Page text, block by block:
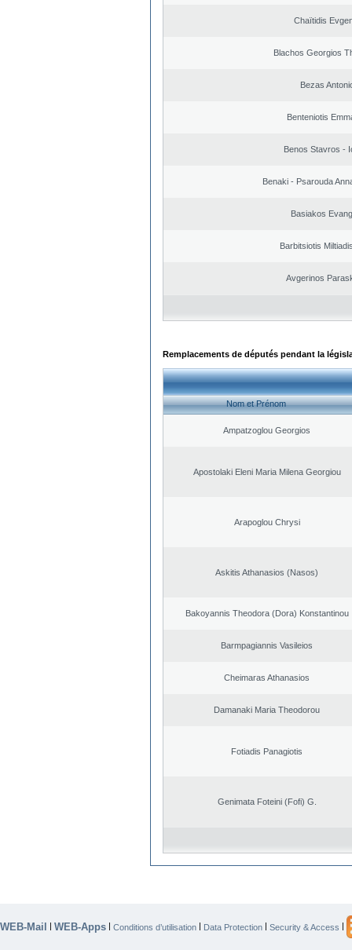
Chaïtidis
Blachos Georgios
Bezas
Benteniotis
Benos Stavros -
Benaki - Psarouda
Basiakos
Barbitsiotis
Avgerinos
Remplacements de députés pendant la
Nom et Prénom
Ampatzoglou Georgios
Apostolaki Eleni Maria Milena Georgiou
Arapoglou Chrysi
Askitis Athanasios (Nasos)
Bakoyannis Theodora (Dora) Konstantinou
Barmpagiannis Vasileios
Cheimaras Athanasios
Damanaki Maria Theodorou
Fotiadis Panagiotis
Genimata Foteini (Fofi) G.
WEB-Mail | WEB-Apps | Conditions d’utilisation | Data Protection | Security & Access |